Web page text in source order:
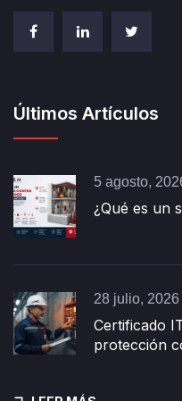
Últimos Artículos
5 agosto,
¿Qué es un
28 julio, 2026
Certificado
protección